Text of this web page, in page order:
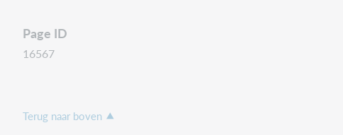
Page ID
16567
Terug naar boven